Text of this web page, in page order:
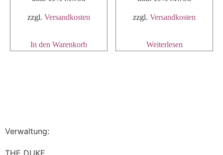
zzgl. Versandkosten
In den Warenkorb
zzgl.Versandkosten
Weiterlesen
Verwaltung:
THE DUKE